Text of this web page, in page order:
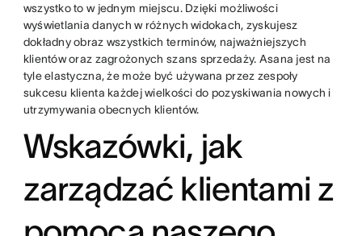
wszystko to w jednym miejscu. Dzięki możliwości
wyświetlania danych w różnych widokach, zyskujesz
dokładny obraz wszystkich terminów, najważniejszych
klientów oraz zagrożonych szans sprzedaży. Asana jest na
tyle elastyczna, że może być używana przez zespoły
sukcesu klienta każdej wielkości do pozyskiwania nowych i
utrzymywania obecnych klientów.
Wskazówki, jak
zarządzać klientami z